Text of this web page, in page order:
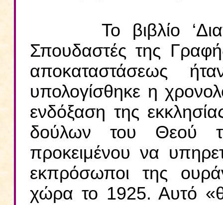
Το βιβλίο
Σπουδαστές της
αποκαταστάσεως
υπολογίσθηκε η
ενδόξαση της
δούλων του Θεού
προκειμένου να
εκπρόσωποι της
χώρα το 1925. Αυτό